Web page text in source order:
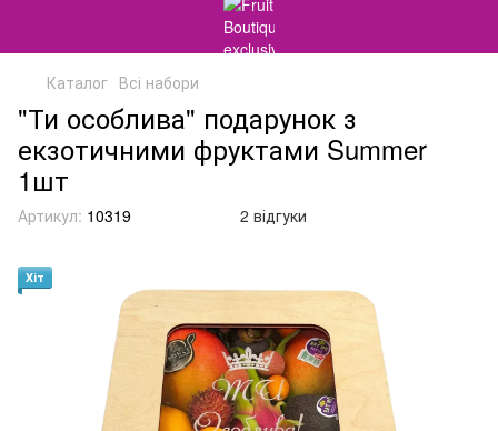
Каталог Всі набори
"Ти особлива" подарунок з
екзотичними фруктами Summer
1шт
Артикул: 10319 2 відгуки
Хіт